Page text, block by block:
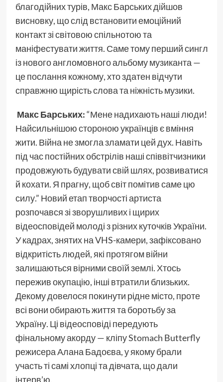
благодійних турів, Макс Барських дійшов
висновку, що слід встановити емоційний
контакт зі світовою спільнотою та
маніфестувати життя. Саме тому перший сингл
із нового англомовного альбому музиканта —
це послання кожному, хто здатен відчути
справжню щирість слова та ніжність музики.
Макс Барських:“Мене надихають наші люди!
Найсильнішою стороною українців є вміння
жити. Війна не змогла зламати цей дух. Навіть
під час постійних обстрілів наші співвітчизники
продовжують будувати свій шлях, розвиватися
й кохати. Я прагну, щоб світ помітив саме цю
силу.” Новий етап творчості артиста
розпочався зі зворушливих і щирих
відеосповідей молоді з різних куточків України.
У кадрах, знятих на VHS-камери, зафіксовано
відкритість людей, які протягом війни
залишаються вірними своїй землі. Хтось
пережив окупацію, інші втратили близьких.
Декому довелося покинути рідне місто, проте
всі вони обирають життя та боротьбу за
Україну. Ці відеосповіді передують
фінальному акорду — кліпу Stomach Butterfly
режисера Алана Бадоєва, у якому брали
участь ті самі хлопці та дівчата, що дали
інтерв’ю.